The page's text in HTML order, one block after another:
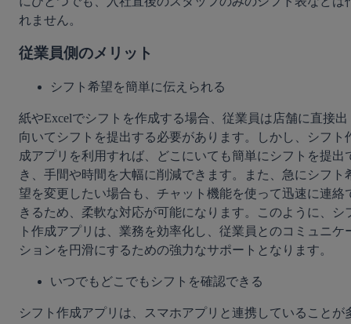
れません。
従業員側のメリット
シフト希望を簡単に伝えられる
紙やExcelでシフトを作成する場合、従業員は店舗に直接出
向いてシフトを提出する必要があります。しかし、シフト
成アプリを利用すれば、どこにいても簡単にシフトを提出
き、手間や時間を大幅に削減できます。また、急にシフト
望を変更したい場合も、チャット機能を使って迅速に連絡
きるため、柔軟な対応が可能になります。このように、シ
ト作成アプリは、業務を効率化し、従業員とのコミュニケ
ションを円滑にするための強力なサポートとなります。
いつでもどこでもシフトを確認できる
シフト作成アプリは、スマホアプリと連携していることが